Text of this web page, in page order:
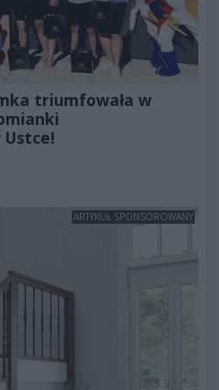
triumfowała w
ARTYKUŁ SPONSOROWANY